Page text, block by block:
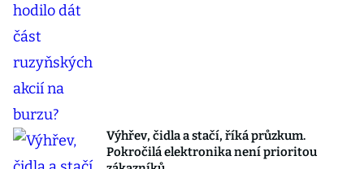
Výhřev, čidla a stačí, říká průzkum.
Pokročilá elektronika není prioritou